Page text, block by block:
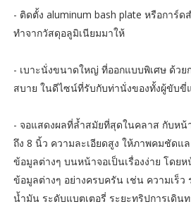
- ติดตั้ง aluminum bash plate หรือการ์ด
ทำจากวัสดุอลูมิเนียมมาให้
- เบาะนั่งขนาดใหญ่ ที่ออกแบบพิเศษ ด้วย
สบาย ในดีไซน์ที่รับกับท่านั่งของทั้งผู้ขับขี่
- จอแสดงผลที่ล้ำสมัยที่สุดในคลาส กับห
ถึง 8 นิ้ว ความละเอียดสูง ให้ภาพคมชัดแ
ข้อมูลต่างๆ บนหน้าจอเป็นเรื่องง่าย โดย
ข้อมูลต่างๆ อย่างครบครัน เช่น ความเร็ว
น้ำมัน ระดับแบตเตอรี่ ระยะทริปการเดิน